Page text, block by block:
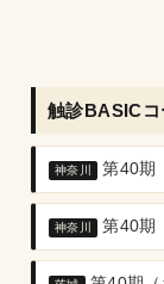
触診BASICコ
神奈川 第40期
神奈川 第40期